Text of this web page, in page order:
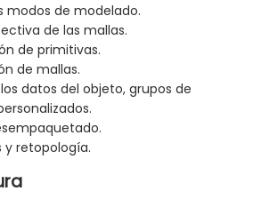
modos de modelado.
de las mallas.
de primitivas.
de mallas.
datos del objeto, grupos de
y retopología.